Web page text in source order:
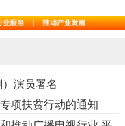
演员署名
项扶贫行动的通知